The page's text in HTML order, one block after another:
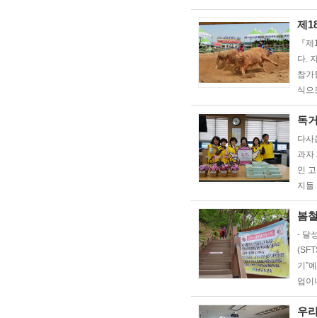
제
『
다.
참가
식으
독
다사
과자
인
지들
봄
- 달
기”
업이
우